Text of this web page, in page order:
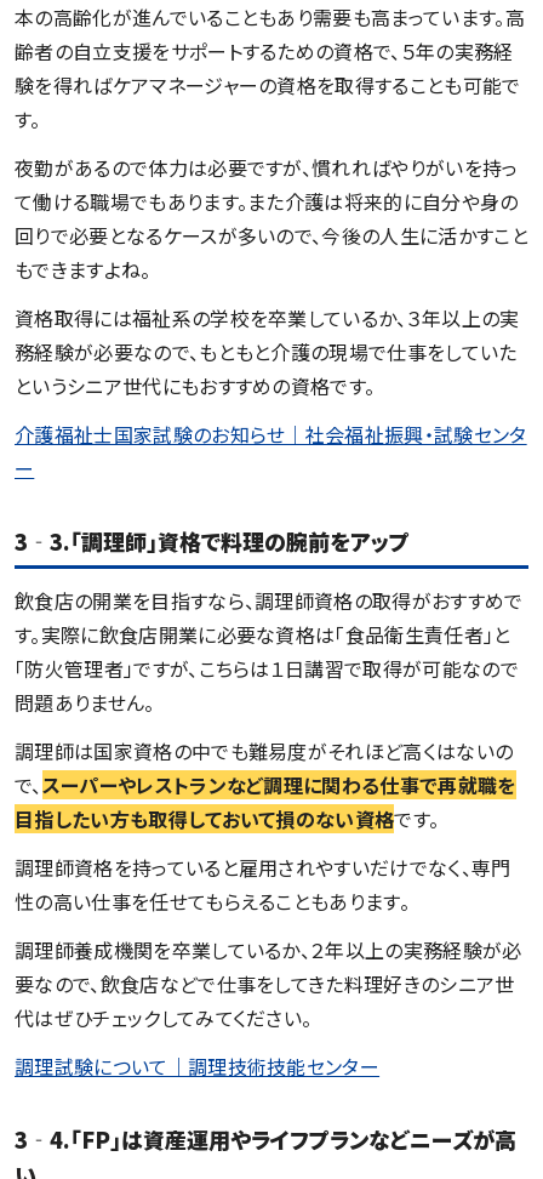
本の高齢化が進んでいることもあり需要も高まっています。高
齢者の自立支援をサポートするための資格で、５年の実務経
験を得ればケアマネージャーの資格を取得することも可能で
す。
夜勤があるので体力は必要ですが、慣れればやりがいを持っ
て働ける職場でもあります。また介護は将来的に自分や身の
回りで必要となるケースが多いので、今後の人生に活かすこと
もできますよね。
資格取得には福祉系の学校を卒業しているか、３年以上の実
務経験が必要なので、もともと介護の現場で仕事をしていた
というシニア世代にもおすすめの資格です。
介護福祉士国家試験のお知らせ｜社会福祉振興・試験センタ
ー
3‐3.「調理師」資格で料理の腕前をアップ
飲食店の開業を目指すなら、調理師資格の取得がおすすめで
す。実際に飲食店開業に必要な資格は「食品衛生責任者」と
「防火管理者」ですが、こちらは１日講習で取得が可能なので
問題ありません。
調理師は国家資格の中でも難易度がそれほど高くはないの
で、スーパーやレストランなど調理に関わる仕事で再就職を
目指したい方も取得しておいて損のない資格です。
調理師資格を持っていると雇用されやすいだけでなく、専門
性の高い仕事を任せてもらえることもあります。
調理師養成機関を卒業しているか、２年以上の実務経験が必
要なので、飲食店などで仕事をしてきた料理好きのシニア世
代はぜひチェックしてみてください。
調理試験について｜調理技術技能センター
3‐4.「FP」は資産運用やライフプランなどニーズが高